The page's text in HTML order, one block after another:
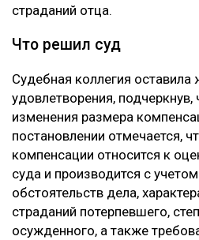
страданий отца.
Что решил суд
Судебная коллегия оставила
удовлетворения, подчеркнув,
изменения размера
постановлении отмечается,
компенсации относится к
суда и производится с
обстоятельств дела,
страданий потерпевшего,
осужденного, а также